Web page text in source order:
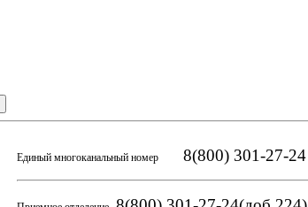
Единый многоканальный номер 8(800) 301-27-24